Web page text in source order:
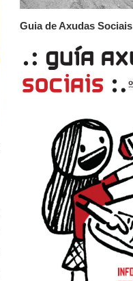
Guia de Axudas Sociais